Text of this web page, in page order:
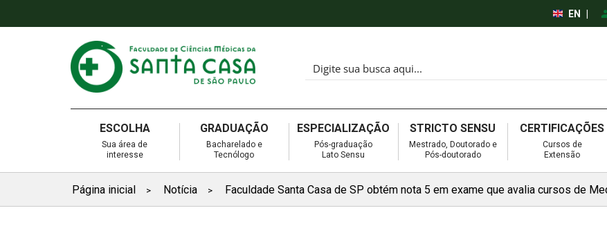
EN
ESCOLHA
Sua área de
interesse
GRADUAÇÃO
Bacharelado e
Tecnólogo
ESPECIALIZAÇÃO
Pós-graduação
Lato Sensu
STRICTO SENSU
Mestrado, Doutorado e
Pós-doutorado
CERTIFICAÇÕES
Cursos de
Extensão
Página inicial > Notícia > Faculdade Santa Casa de SP obtém nota 5 em exame que avalia cursos de